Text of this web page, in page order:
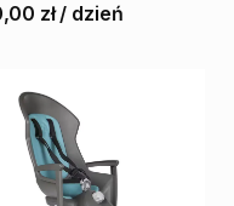
zł / dzień